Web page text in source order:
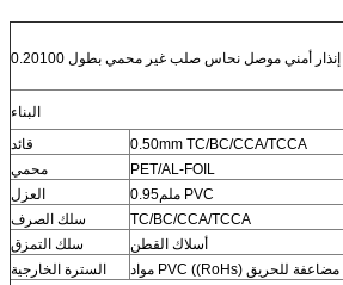
البناء
قائد
0.50mm TC/BC/CCA/TCCA
محمي
PET/AL-FOIL
العزل
0.95ملم PVC
سلك الصرف
TC/BC/CCA/TCCA
سلك التمزق
أسلاك القطن
السترة الخارجية
مواد PVC ((RoHs) مضاعفة للحريق